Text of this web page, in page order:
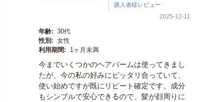
2025-12-11
年齢: 30代
性別: 女性
利用期間:
1ヶ月未満
今までいくつかのヘアバームは使ってきまし
たが、今の私の好みにピッタリ合っていて、
使い始めですが既にリピート確定です。成分
もシンプルで安心できるので、髪が顔周りに